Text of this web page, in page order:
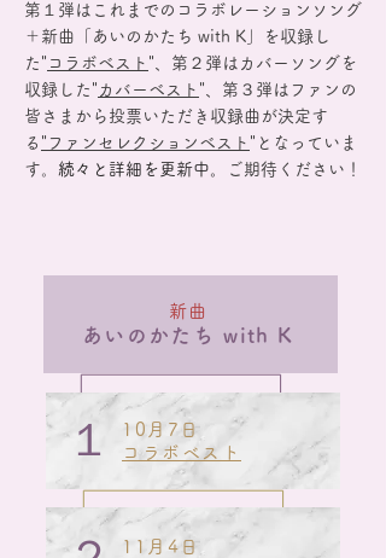
第１弾はこれまでのコラボレーションソング
＋新曲「あいのかたち with K」を収録し
た" コラボベスト "、第２弾はカバーソングを
収録した" カバーベスト "、第３弾はファンの
皆さまから投票いただき収録曲が決定す
る "ファンセレクションベスト "となっていま
す。 続々と詳細を更新中。 ご期待ください！
新曲
with K
あいのかたち
10月7日
コラボベスト
１
11月4日